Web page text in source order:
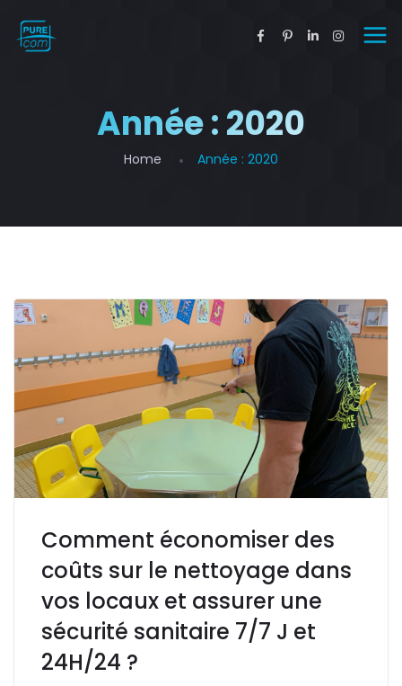
Année :2020
Home Année : 2020
Comment économiser des
coûts sur le nettoyage dans
vos locaux et assurer une
sécurité sanitaire 7/7 J et
24H/24 ?